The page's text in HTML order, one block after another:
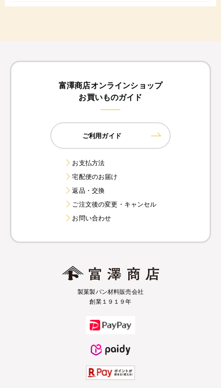
富澤商店オンラインショップ
お買いものガイド
ご利用ガイド
お支払方法
宅配便のお届け
返品・交換
ご注文後の変更・キャンセル
お問い合わせ
製菓製パン材料販売会社
創業１９１９年